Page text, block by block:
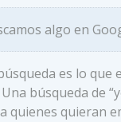
algo en
es lo
búsqueda de
quieran